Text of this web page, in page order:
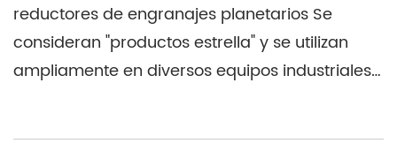
reductores de engranajes planetarios Se
consideran "productos estrella" y se utilizan
ampliamente en diversos equipos industriales